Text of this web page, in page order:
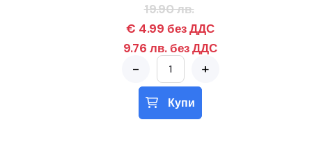
19.90 лв.
€ 4.99 без ДДС
9.76 лв. без ДДС
- +
Купи